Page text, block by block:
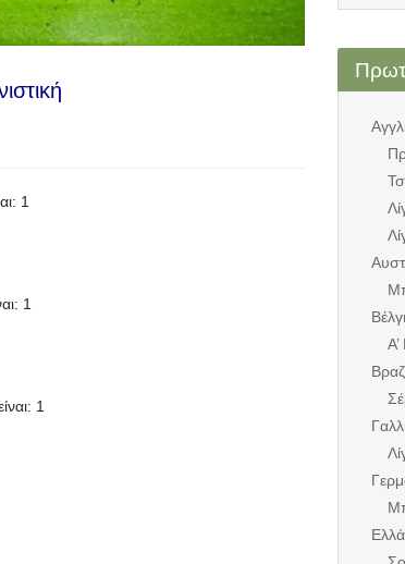
1
1
1